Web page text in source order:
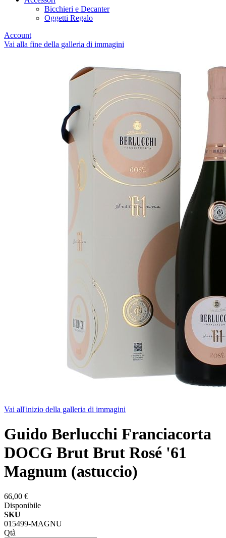
Bicchieri e Decanter
Oggetti Regalo
Account
Vai alla fine della galleria di immagini
Vai all'inizio della galleria di immagini
Guido Berlucchi Franciacorta
DOCG Brut Brut Rosé '61
Magnum (astuccio)
66,00 €
Disponibile
SKU
015499-MAGNU
Qtà